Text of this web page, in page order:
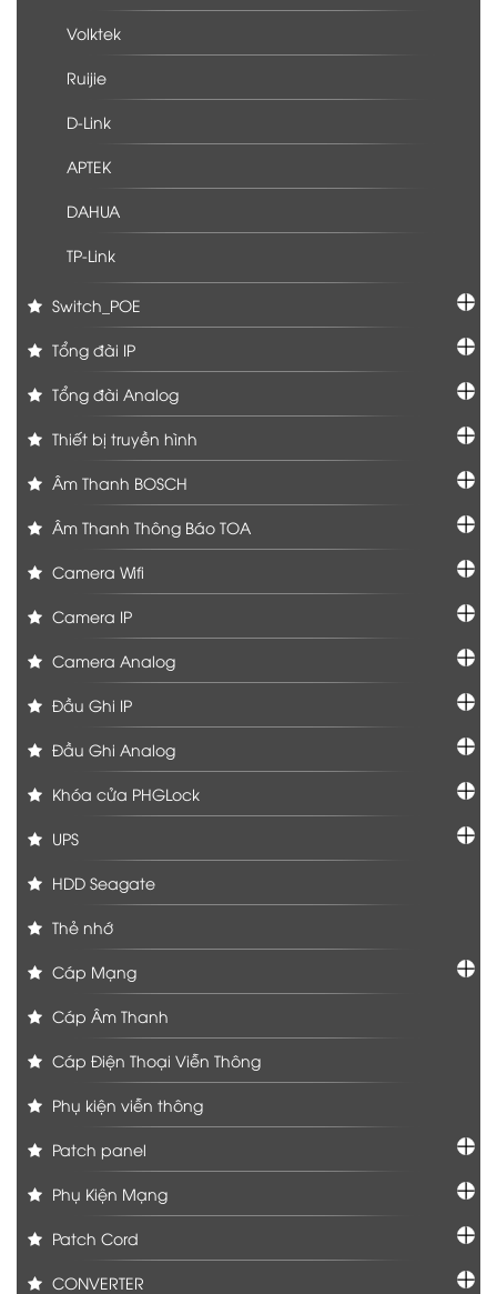
Volktek
Ruijie
D-Link
APTEK
DAHUA
TP-Link
Switch_POE
Tổng đài IP
Tổng đài Analog
Thiết bị truyền hình
Âm Thanh BOSCH
Âm Thanh Thông Báo TOA
Camera Wifi
Camera IP
Camera Analog
Đầu Ghi IP
Đầu Ghi Analog
Khóa cửa PHGLock
UPS
HDD Seagate
Thẻ nhớ
Cáp Mạng
Cáp Âm Thanh
Cáp Điện Thoại Viễn Thông
Phụ kiện viễn thông
Patch panel
Phụ Kiện Mạng
Patch Cord
CONVERTER